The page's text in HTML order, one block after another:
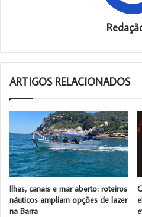
ARTIGOS RELACIONADOS
Ilhas, canais e mar aberto: roteiros
náuticos ampliam opções de lazer
na Barra